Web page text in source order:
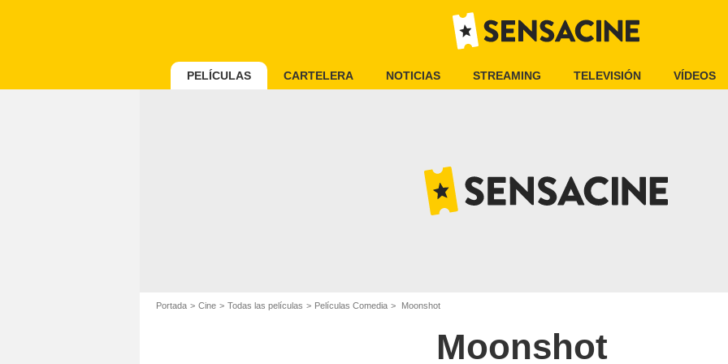
PELÍCULAS CARTELERA NOTICIAS STREAMING TELEVISIÓN VÍDEOS
Portada Cine Todas las películas Películas Comedia Moonshot
Moonshot